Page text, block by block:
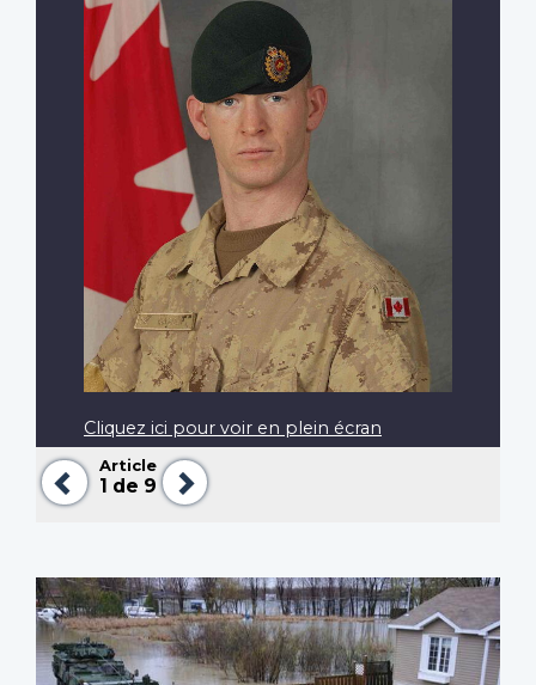
Précédent
Article
1 de 9
Suivant
Cliquez ici pour voir en plein écran